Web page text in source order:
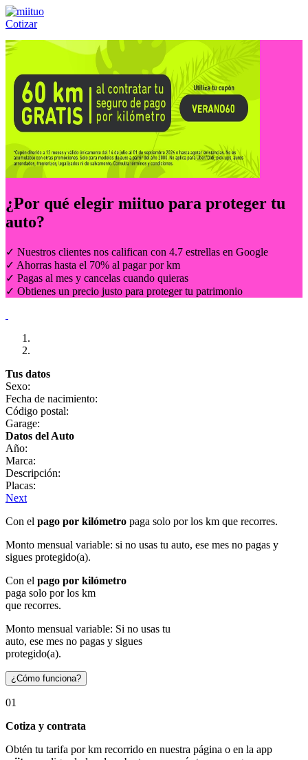
Cotizar
Llámanos al:(55) 84-21-05-00 ó
¿Por qué elegir miituo para proteger tu
auto?
✓ Nuestros clientes nos califican con 4.7 estrellas en Google
✓ Ahorras hasta el 70% al pagar por km
✓ Pagas al mes y cancelas cuando quieras
✓ Obtienes un precio justo para proteger tu patrimonio
Tus datos
Sexo:
Fecha de nacimiento:
Código postal:
Garage:
Datos del Auto
Año:
Marca:
Descripción:
Placas:
Next
Con el pago por kilómetro paga solo por los km que recorres.
Monto mensual variable: si no usas tu auto, ese mes no pagas y
sigues protegido(a).
Con el pago por kilómetro
paga solo por los km
que recorres.
Monto mensual variable: Si no usas tu
auto, ese mes no pagas y sigues
protegido(a).
¿Cómo funciona?
01
Cotiza y contrata
Obtén tu tarifa por km recorrido en nuestra página o en la app